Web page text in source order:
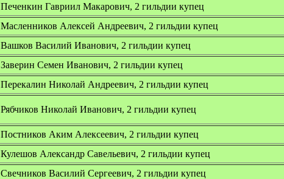
Печенкин Гавриил Макарович, 2 гильдии купец
Масленников Алексей Андреевич, 2 гильдии купец
Вашков Василий Иванович, 2 гильдии купец
Заверин Семен Иванович, 2 гильдии купец
Перекалин Николай Андреевич, 2 гильдии купец
Рябчиков Николай Иванович, 2 гильдии купец
Постников Аким Алексеевич, 2 гильдии купец
Кулешов Александр Савельевич, 2 гильдии купец
Свечников Василий Сергеевич, 2 гильдии купец